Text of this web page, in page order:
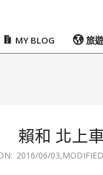
MY BLOG 旅
賴和 北上
2016/06/03